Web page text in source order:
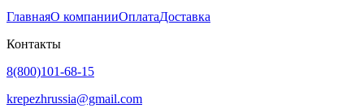
ГлавнаяО компанииОплатаДоставка
Контакты
8(800)101-68-15
krepezhrussia@gmail.com